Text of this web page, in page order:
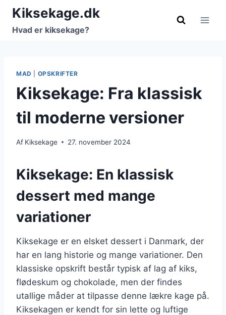
Fortsæt
indhold
Kiksekage.dk
Hvad er kiksekage?
MAD OPSKRIFTER
Kiksekage: Fra klassisk
til moderne versioner
Af Kiksekage 27. november 2024
Kiksekage: En klassisk
dessert med mange
variationer
Kiksekage er en elsket dessert i Danmark, der
har en lang historie og mange variationer. Den
klassiske opskrift består typisk af lag af kiks,
flødeskum og chokolade, men der findes
utallige måder at tilpasse denne lækre kage på.
Kiksekagen er kendt for sin lette og luftige